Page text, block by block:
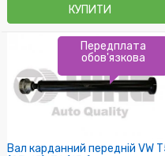
КУПИТИ
Вал карданний передній VW
Передплата
обов'язкова